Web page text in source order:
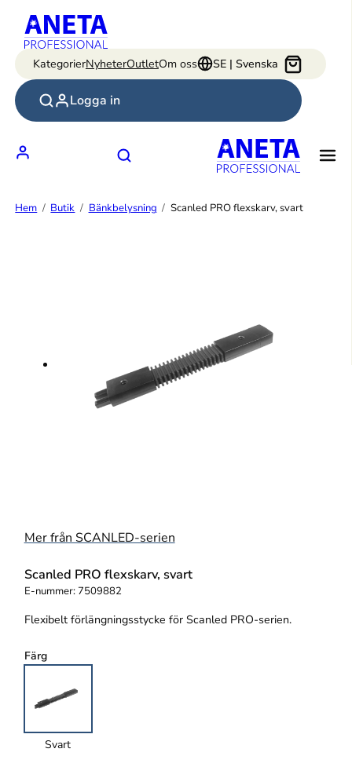
Hoppa
innehåll
KategorierNyheterOutletOm oss SE | Svenska
Logga in
Hem Butik Bänkbelysning Scanled PRO flexskarv, svart
Mer från SCANLED-serien
Scanled PRO flexskarv, svart
E-nummer: 7509882
Flexibelt förlängningsstycke för Scanled PRO-serien.
Färg
Svart